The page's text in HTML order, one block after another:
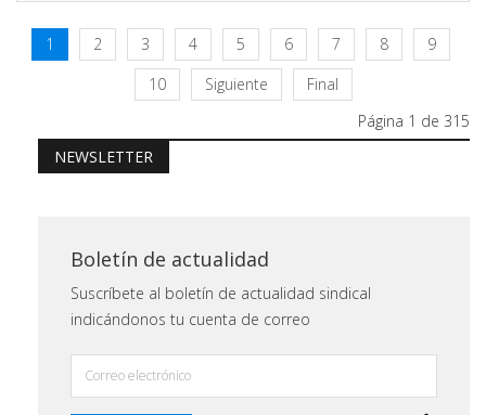
1 2 3 4 5 6 7 8
9
10
Siguiente
Final
Página 1 de 315
NEWSLETTER
Boletín de actualidad
Suscríbete al boletín de actualidad sindical
indicándonos tu cuenta de correo